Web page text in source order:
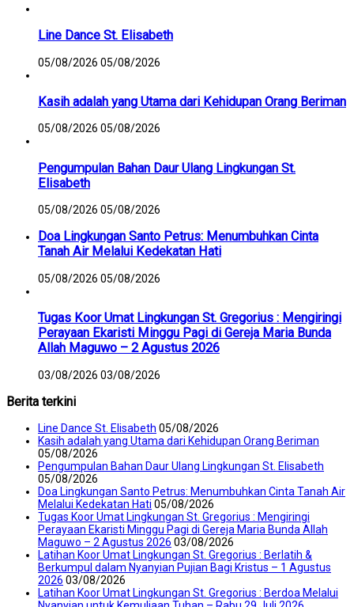
Line Dance St. Elisabeth
05/08/2026 05/08/2026
Kasih adalah yang Utama dari Kehidupan Orang Beriman
05/08/2026 05/08/2026
Pengumpulan Bahan Daur Ulang Lingkungan St.
Elisabeth
05/08/2026 05/08/2026
Doa Lingkungan Santo Petrus: Menumbuhkan Cinta
Tanah Air Melalui Kedekatan Hati
05/08/2026 05/08/2026
Tugas Koor Umat Lingkungan St. Gregorius : Mengiringi
Perayaan Ekaristi Minggu Pagi di Gereja Maria Bunda
Allah Maguwo – 2 Agustus 2026
03/08/2026 03/08/2026
Berita terkini
Line Dance St. Elisabeth 05/08/2026
Kasih adalah yang Utama dari Kehidupan Orang Beriman
05/08/2026
Pengumpulan Bahan Daur Ulang Lingkungan St. Elisabeth
05/08/2026
Doa Lingkungan Santo Petrus: Menumbuhkan Cinta Tanah Air
Melalui Kedekatan Hati 05/08/2026
Tugas Koor Umat Lingkungan St. Gregorius : Mengiringi
Perayaan Ekaristi Minggu Pagi di Gereja Maria Bunda Allah
Maguwo – 2 Agustus 2026 03/08/2026
Latihan Koor Umat Lingkungan St. Gregorius : Berlatih &
Berkumpul dalam Nyanyian Pujian Bagi Kristus – 1 Agustus
2026 03/08/2026
Latihan Koor Umat Lingkungan St. Gregorius : Berdoa Melalui